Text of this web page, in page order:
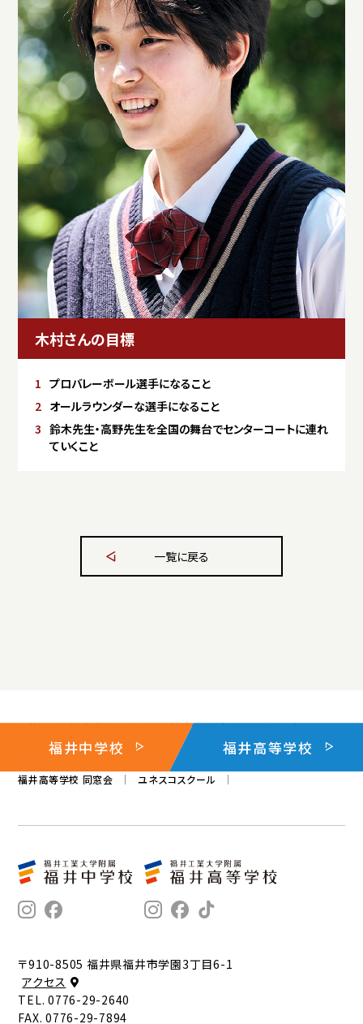
木村さんの目標
プロバレーボール選手になること
オールラウンダーな選手になること
鈴木先生・高野先生を全国の舞台でセンターコートに連れ
ていくこと
一覧に戻る
福井中学校 福井高等学校
金井学園 福井工業大学
福井県医療福祉専門学校
L'ecole des gourmands Fukui
福井中学校 同窓会「桜花会」
福井高等学校 同窓会
ユネスコスクール
〒910-8505 福井県福井市学園3丁目6-1
アクセス
TEL. 0776-29-2640
FAX. 0776-29-7894